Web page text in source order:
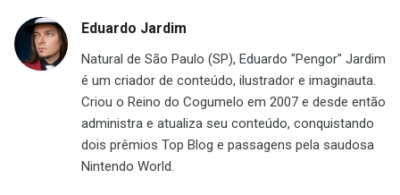
Eduardo Jardim
Natural de São Paulo (SP), Eduardo "Pengor" Jardim
é um criador de conteúdo, ilustrador e imaginauta.
Criou o Reino do Cogumelo em 2007 e desde então
administra e atualiza seu conteúdo, conquistando
dois prêmios Top Blog e passagens pela saudosa
Nintendo World.